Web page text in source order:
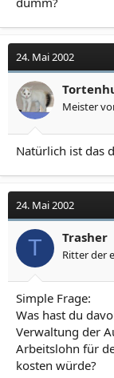
24. Mai 2002
Meister
Natürlich ist das
24. Mai 2002
T Trasher
Ritter der
Simple Frage:
Was hast du
Verwaltung der
Arbeitslohn für
kosten würde?